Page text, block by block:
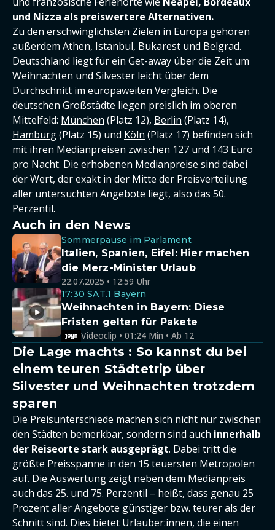
und Nizza als preiswertere Alternativen.
Zu den erschwinglichsten Zielen in Europa gehören
außerdem Athen, Istanbul, Bukarest und Belgrad.
Deutschland liegt für ein Get-away über die Zeit um
Weihnachten und Silvester leicht über dem
Durchschnitt im europaweiten Vergleich. Die
deutschen Großstädte liegen preislich im oberen
Mittelfeld: München (Platz 12), Berlin (Platz 14),
Hamburg(Platz 15) und Köln (Platz 17) befinden sich
mit ihren Medianpreisen zwischen 127 und 143 Euro
pro Nacht. Die erhobenen Medianpreise sind dabei
der Wert, der exakt in der Mitte der Preisverteilung
aller untersuchten Angebote liegt, also das 50.
Perzentil.
Auch in den News
Sommerpause im Parlament
Italien, Spanien, Eifel: Hier machen
die Merz-Minister Urlaub
22.07.2025 • 12:59 Uhr
17:30 SAT.1 Bayern
Weihnachten in Bayern: Diese
Fristen gelten für Pakete
Videoclip • 01:24 Min • Ab 12
Die Lage machts : So kannst du bei
einem teuren Städtetrip über
Silvester und Weihnachten trotzdem
sparen
Die Preisunterschiede machen sich nicht nur zwischen
den Städten bemerkbar, sondern sind auch innerhalb
der Reiseorte stark ausgeprägt. Dabei tritt die
größte Preisspanne in den 15 teuersten Metropolen
auf. Die Auswertung zeigt neben dem Medianpreis
auch das 25. und 75. Perzentil – heißt, dass genau 25
Prozent aller Angebote günstiger bzw. teurer als der
Schnitt sind. Dies bietet Urlauber:innen, die einen